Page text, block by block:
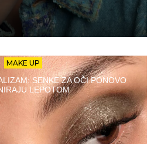
MAKE UP
SENKE ZA OČI PONOVO
LEPOTOM